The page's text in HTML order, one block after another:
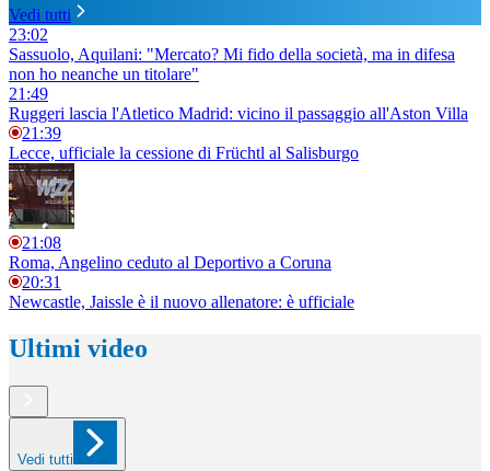
Vedi tutti
23:02
Sassuolo, Aquilani: "Mercato? Mi fido della società, ma in difesa
non ho neanche un titolare"
21:49
Ruggeri lascia l'Atletico Madrid: vicino il passaggio all'Aston Villa
21:39
Lecce, ufficiale la cessione di Früchtl al Salisburgo
21:08
Roma, Angelino ceduto al Deportivo a Coruna
20:31
Newcastle, Jaissle è il nuovo allenatore: è ufficiale
Ultimi video
Vedi tutti